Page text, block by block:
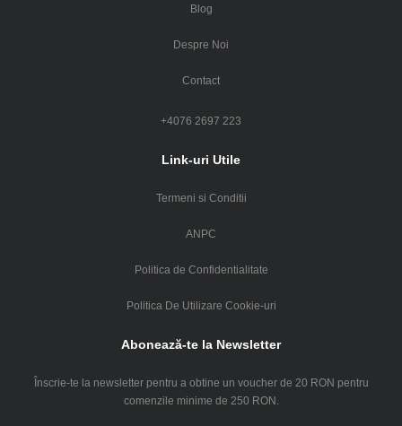
Blog
Despre Noi
Contact
+4076 2697 223
Link-uri Utile
Termeni si Conditii
ANPC
Politica de Confidentialitate
Politica De Utilizare Cookie-uri
Abonează-te la Newsletter
Înscrie-te la newsletter pentru a obtine un voucher de 20 RON pentru
comenzile minime de 250 RON.